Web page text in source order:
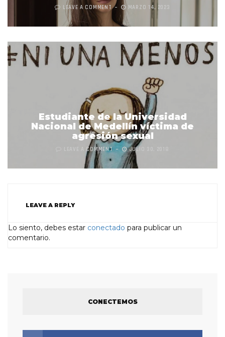
LEAVE A COMMENT MARZO 14, 2023
Estudiante de la Universidad
Nacional de Medellín víctima de
agresión sexual
LEAVE A COMMENT JULIO 30, 2018
LEAVE A REPLY
Lo siento, debes estar conectado para publicar un
comentario.
CONECTEMOS